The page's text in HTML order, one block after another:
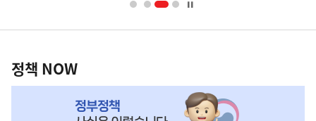
영
책
NOW,
정책 NOW